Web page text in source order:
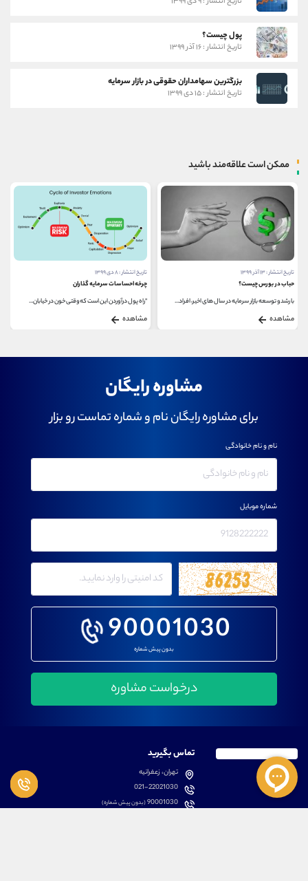
پول چیست؟
تاریخ انتشار : ۱۶ آذر ۱۳۹۹
بزرگترین سهامداران حقوقی در بازار سرمایه
تاریخ انتشار : ۱۵ دی ۱۳۹۹
ممکن است علاقه‌مند باشید
تاریخ انتشار : ۱۳ آذر ۱۳۹۹
حباب در بورس چیست؟
با رشد و توسعه بازار سرمایه در سال های اخیر، افراد...
مشاهده
تاریخ انتشار : ۸ دی ۱۳۹۹
چرخه احساسات سرمایه گذاران
"راه پول درآوردن این است که وقتی خون در خیابان...
مشاهده
مشاوره رایگان
برای مشاوره رایگان نام و شماره تماست رو بزار
90001030
بدون پیش شماره
نام و نام خانوادگی
شماره موبایل
تماس بگیرید
تهران، زعفرانیه
021-22021030
90001030(بدون پیش شماره)